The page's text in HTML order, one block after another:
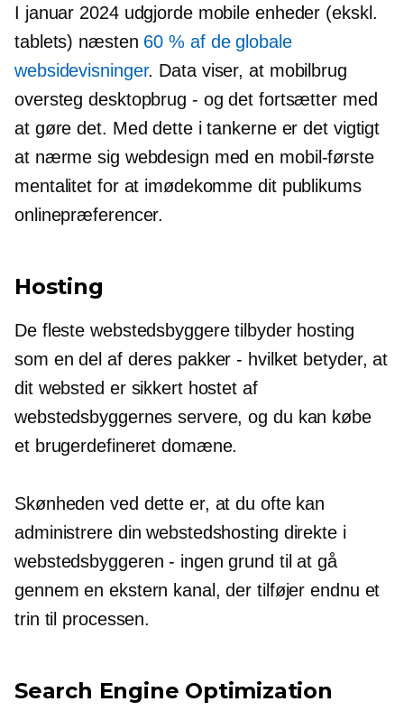
I januar 2024 udgjorde mobile enheder (ekskl.
tablets) næsten 60 % af de globale
websidevisninger. Data viser, at mobilbrug
oversteg desktopbrug - og det fortsætter med
at gøre det. Med dette i tankerne er det vigtigt
at nærme sig webdesign med en mobil-første
mentalitet for at imødekomme dit publikums
onlinepræferencer.
Hosting
De fleste webstedsbyggere tilbyder hosting
som en del af deres pakker - hvilket betyder, at
dit websted er sikkert hostet af
webstedsbyggernes servere, og du kan købe
et brugerdefineret domæne.
Skønheden ved dette er, at du ofte kan
administrere din webstedshosting direkte i
webstedsbyggeren - ingen grund til at gå
gennem en ekstern kanal, der tilføjer endnu et
trin til processen.
Search Engine Optimization